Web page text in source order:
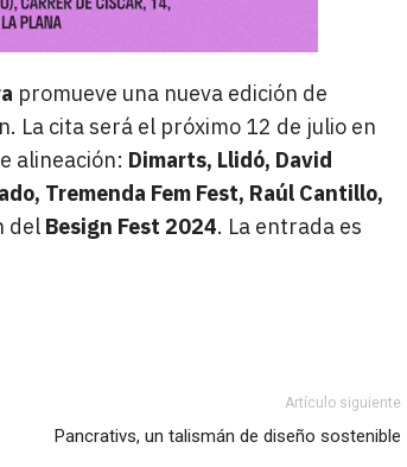
promueve una nueva edición de
La cita será el próximo 12 de julio en
alineación: Dimarts, Llidó, David
Tremenda Fem Fest, Raúl Cantillo,
del Besign Fest 2024. La entrada es
Artículo siguiente
Pancrativs, un talismán de diseño sostenible